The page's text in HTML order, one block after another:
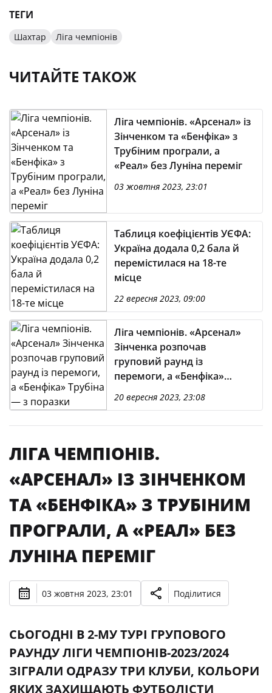
ТЕГИ
Шахтар Ліга чемпіонів
ЧИТАЙТЕ ТАКОЖ
Ліга чемпіонів. «Арсенал» із
Зінченком та «Бенфіка» з
Трубіним програли, а
«Реал» без Луніна переміг
03 жовтня 2023, 23:01
Таблиця коефіцієнтів УЄФА:
Україна додала 0,2 бала й
перемістилася на 18-те
місце
22 вересня 2023, 09:00
Ліга чемпіонів. «Арсенал»
Зінченка розпочав
груповий раунд із
перемоги, а «Бенфіка»
20 вересня 2023, 23:08
ЛІГА ЧЕМПІОНІВ.
«АРСЕНАЛ» ІЗ ЗІНЧЕНКОМ
ТА «БЕНФІКА» З ТРУБІНИМ
ПРОГРАЛИ, А «РЕАЛ» БЕЗ
ЛУНІНА ПЕРЕМІГ
03 жовтня 2023, 23:01 Поділитися
СЬОГОДНІ В 2-МУ ТУРІ ГРУПОВОГО
РАУНДУ ЛІГИ ЧЕМПІОНІВ-2023/2024
ЗІГРАЛИ ОДРАЗУ ТРИ КЛУБИ, КОЛЬОРИ
ЯКИХ ЗАХИЩАЮТЬ ФУТБОЛІСТИ